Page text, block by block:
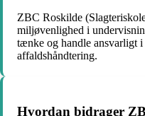
ZBC Roskilde
miljøvenlighed i
tænke og handle ansvarligt
affaldshåndtering.
Hvordan bidrager